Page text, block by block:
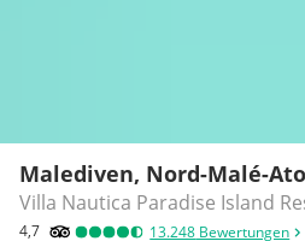
Malediven, Nord-Malé-
Villa Nautica Paradise Island
4,7 13.248 Bewertungen